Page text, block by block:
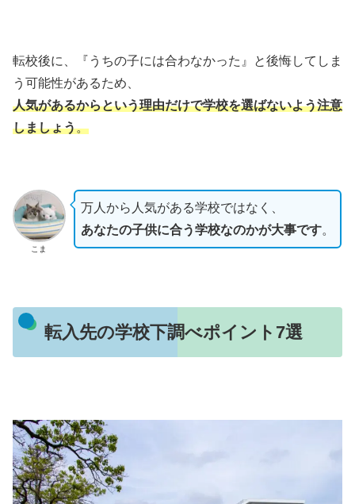
転校後に、『うちの子には合わなかった』と後悔してしま
う可能性があるため、
人気があるからという理由だけで学校を選ばないよう注意
しましょう。
こま
万人から人気がある学校ではなく、
あなたの子供に合う学校なのかが大事です。
転入先の学校下調べポイント7選